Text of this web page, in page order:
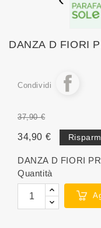
DANZA D FIORI
Condividi
37,90 €
34,90 €
DANZA D FIORI
Quantità